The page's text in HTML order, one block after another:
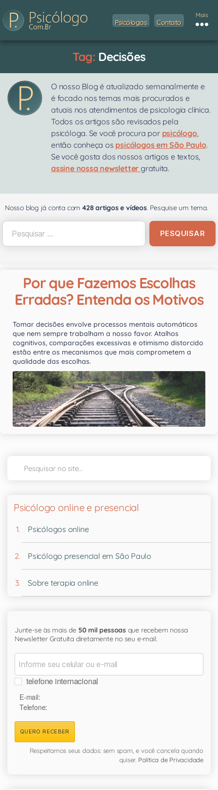
Psicólogas Contato
Mais
Tag: Decisões
O nosso Blog é atualizado semanalmente e
é focado nos temas mais procurados e
atuais nos atendimentos de psicologia clínica.
Todos os artigos são revisados pela
psicóloga. Se você procura por psicólogo,
então conheça os psicólogos em São Paulo.
Se você gosta dos nossos artigos e textos,
assine nossa newsletter gratuita.
Nosso blog já conta com 428 artigos e vídeos. Pesquise um tema.
Por que Fazemos Escolhas
Erradas? Entenda os Motivos
Tomar decisões envolve processos mentais automáticos
que nem sempre trabalham a nosso favor. Atalhos
cognitivos, comparações excessivas e otimismo distorcido
estão entre os mecanismos que mais comprometem a
qualidade das escolhas.
Psicólogo online e presencial
Psicólogos online
Psicólogo presencial em São Paulo
Sobre terapia online
Junte-se às mais de 50 mil pessoasque recebem nossa
Newsletter Gratuita diretamente no seu e-mail.
telefone internacional
E-mail:
Telefone:
QUERO RECEBER
Respeitamos seus dados: sem spam, e você cancela quando
quiser. Política de Privacidade